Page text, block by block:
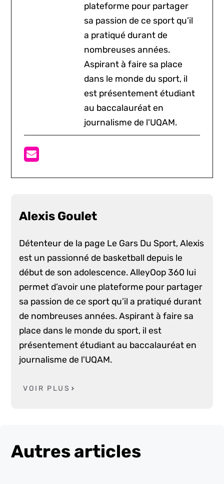
plateforme pour partager
sa passion de ce sport qu’il
a pratiqué durant de
nombreuses années.
Aspirant à faire sa place
dans le monde du sport, il
est présentement étudiant
au baccalauréat en
journalisme de l'UQAM.
Alexis Goulet
Détenteur de la page Le Gars Du Sport, Alexis
est un passionné de basketball depuis le
début de son adolescence. AlleyOop 360 lui
permet d’avoir une plateforme pour partager
sa passion de ce sport qu’il a pratiqué durant
de nombreuses années. Aspirant à faire sa
place dans le monde du sport, il est
présentement étudiant au baccalauréat en
journalisme de l'UQAM.
VOIR PLUS
Autres articles